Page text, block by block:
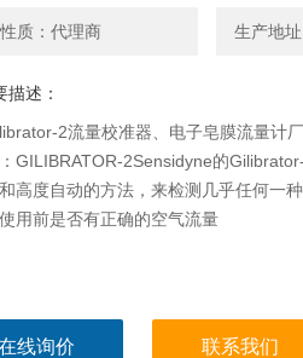
质：代理商 生产地址
描述：
2流量校准器、电子皂膜流量计
GILIBRATOR-2Sensidyne的
高度自动的方法，来检测几乎任何一
用前是否有正确的空气流量
线询价 联系我们